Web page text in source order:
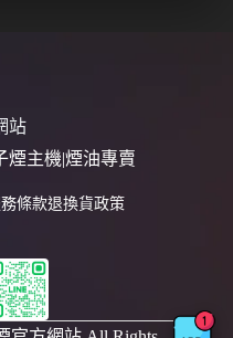
站
煙主機|煙油專賣
條款退換貨政策